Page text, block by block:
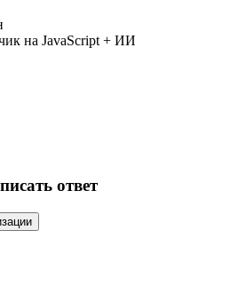
на JavaScript + ИИ
ответ